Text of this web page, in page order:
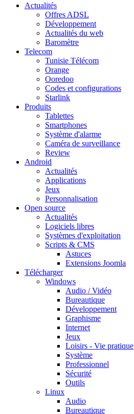
Actualités
Offres ADSL
Développement
Actualités du web
Baromètre
Telecom
Tunisie Télécom
Orange
Ooredoo
Codes et configurations
Starlink
Produits
Tablettes
Smartphones
Système d'alarme
Caméra de surveillance
Review
Android
Actualités
Applications
Jeux
Personnalisation
Open source
Actualités
Logiciels libres
Systèmes d'exploitation
Scripts & CMS
Astuces
Extensions Joomla
Télécharger
Windows
Audio / Vidéo
Bureautique
Développement
Graphisme
Internet
Jeux
Loisirs - Vie pratique
Système
Professionnel
Sécurité
Outils
Linux
Audio
Bureautique